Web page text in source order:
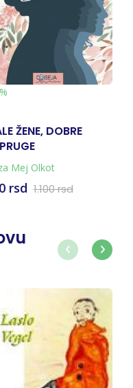
ŽENE, DOBRE
Mej Olkot
rsd 1.100 rsd